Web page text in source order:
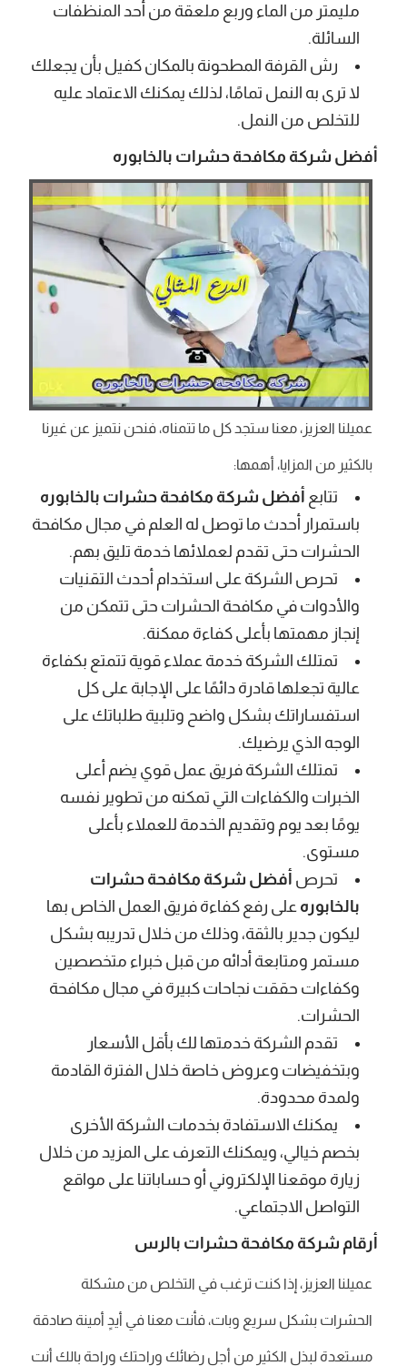
مليمتر من الماء وربع ملعقة من أحد المنظفات
السائلة.
رش القرفة المطحونة بالمكان كفيل بأن يجعلك
لا ترى به النمل تمامًا، لذلك يمكنك الاعتماد عليه
للتخلص من النمل.
أفضل شركة مكافحة حشرات بالخابوره
عميلنا العزيز، معنا ستجد كل ما تتمناه، فنحن نتميز عن غيرنا
بالكثير من المزايا، أهمها:
تتابع أفضل شركة مكافحة حشرات بالخابوره
باستمرار أحدث ما توصل له العلم في مجال مكافحة
الحشرات حتى تقدم لعملائها خدمة تليق بهم.
تحرص الشركة على استخدام أحدث التقنيات
والأدوات في مكافحة الحشرات حتى تتمكن من
إنجاز مهمتها بأعلى كفاءة ممكنة.
تمتلك الشركة خدمة عملاء قوية تتمتع بكفاءة
عالية تجعلها قادرة دائمًا على الإجابة على كل
استفساراتك بشكل واضح وتلبية طلباتك على
الوجه الذي يرضيك.
تمتلك الشركة فريق عمل قوي يضم أعلى
الخبرات والكفاءات التي تمكنه من تطوير نفسه
يومًا بعد يوم وتقديم الخدمة للعملاء بأعلى
مستوى.
تحرص أفضل شركة مكافحة حشرات
بالخابوره على رفع كفاءة فريق العمل الخاص بها
ليكون جدير بالثقة، وذلك من خلال تدريبه بشكل
مستمر ومتابعة أدائه من قبل خبراء متخصصين
وكفاءات حققت نجاحات كبيرة في مجال مكافحة
الحشرات.
تقدم الشركة خدمتها لك بأقل الأسعار
وبتخفيضات وعروض خاصة خلال الفترة القادمة
ولمدة محدودة.
يمكنك الاستفادة بخدمات الشركة الأخرى
بخصم خيالي، ويمكنك التعرف على المزيد من خلال
زيارة موقعنا الإلكتروني أو حساباتنا على مواقع
التواصل الاجتماعي.
أرقام شركة مكافحة حشرات بالرس
عميلنا العزيز، إذا كنت ترغب في التخلص من مشكلة
الحشرات بشكل سريع وبات، فأنت معنا في أيدٍ أمينة صادقة
مستعدة لبذل الكثير من أجل رضائك وراحتك وراحة بالك أنت